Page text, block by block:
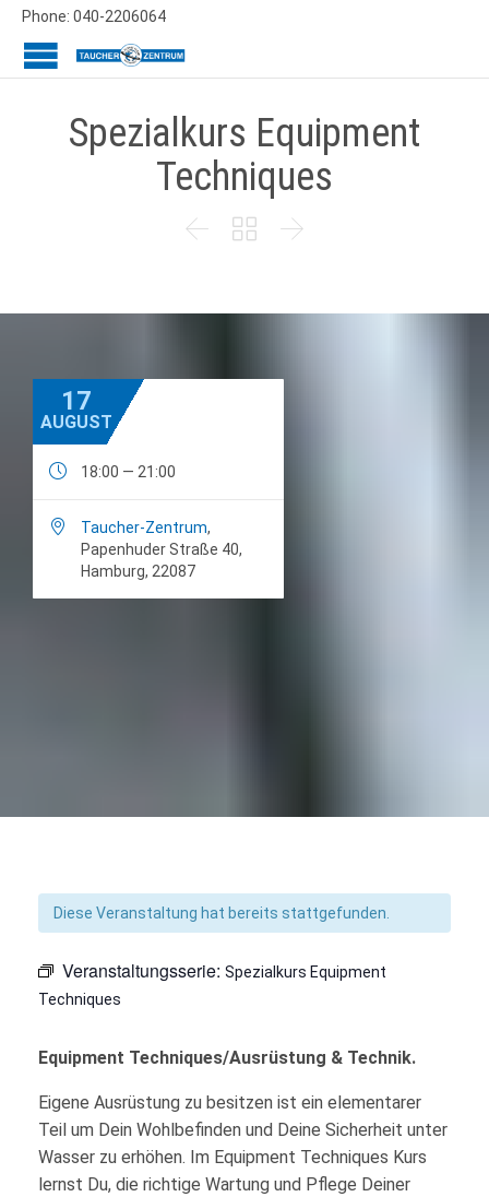
Phone: 040-2206064
Spezialkurs Equipment
Techniques
  
17
AUGUST
 18:00 — 21:00
 Taucher-Zentrum,
Papenhuder Straße 40,
Hamburg, 22087
Diese Veranstaltung hat bereits stattgefunden.
Veranstaltungsserie: Spezialkurs Equipment
Techniques
Equipment Techniques/Ausrüstung & Technik.
Eigene Ausrüstung zu besitzen ist ein elementarer
Teil um Dein Wohlbefinden und Deine Sicherheit unter
Wasser zu erhöhen. Im Equipment Techniques Kurs
lernst Du, die richtige Wartung und Pflege Deiner